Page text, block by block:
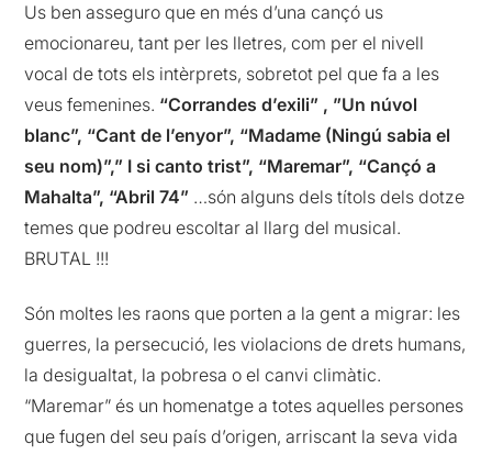
Us ben asseguro que en més d’una cançó us
emocionareu, tant per les lletres, com per el nivell
vocal de tots els intèrprets, sobretot pel que fa a les
veus femenines. “Corrandes d’exili” , ”Un núvol
blanc”, “Cant de l’enyor”, “Madame (Ningú sabia el
seu nom)”,” I si canto trist”, “Maremar”, “Cançó a
Mahalta”, “Abril 74” …són alguns dels títols dels dotze
temes que podreu escoltar al llarg del musical.
BRUTAL !!!
Són moltes les raons que porten a la gent a migrar: les
guerres, la persecució, les violacions de drets humans,
la desigualtat, la pobresa o el canvi climàtic.
“Maremar” és un homenatge a totes aquelles persones
que fugen del seu país d’origen, arriscant la seva vida